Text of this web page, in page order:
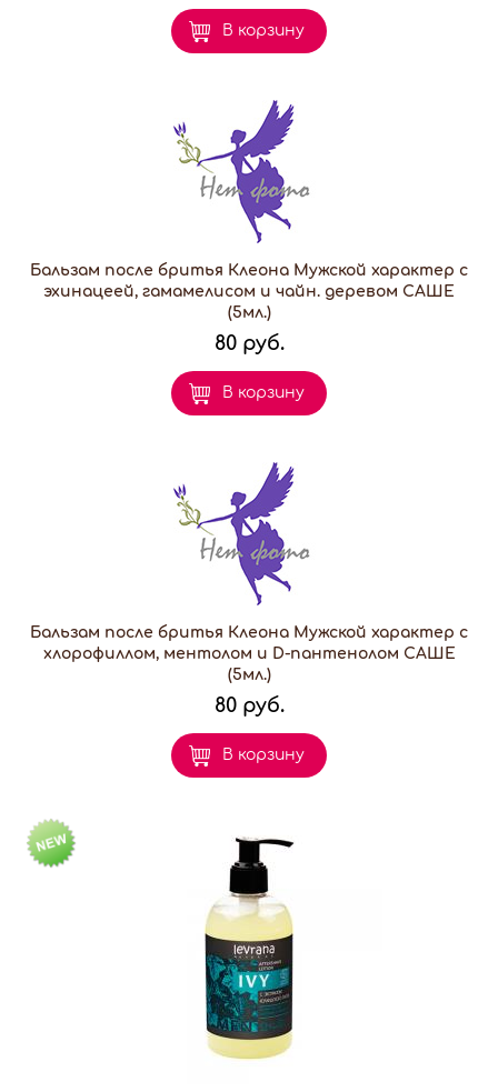
В корзину
Бальзам после бритья Клеона Мужской характер с
эхинацеей, гамамелисом и чайн. деревом САШЕ
(5мл.)
80 руб.
В корзину
Бальзам после бритья Клеона Мужской характер с
хлорофиллом, ментолом и D-пантенолом САШЕ
(5мл.)
80 руб.
В корзину